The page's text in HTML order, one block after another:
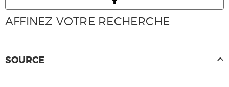
AFFINEZ VOTRE RECHERCHE
SOURCE